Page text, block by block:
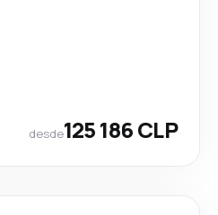
desde125 186 CLP